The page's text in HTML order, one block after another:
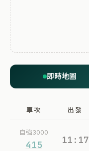
即時地圖
車次 出發
自強3000
415 11:17